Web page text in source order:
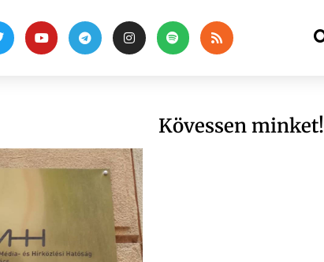
Kövessen minket!